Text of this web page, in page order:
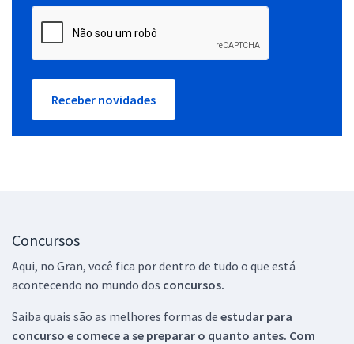
Receber novidades
Concursos
Aqui, no Gran, você fica por dentro de tudo o que está
acontecendo no mundo dos concursos.
Saiba quais são as melhores formas de estudar para
concurso e comece a se preparar o quanto antes. Com